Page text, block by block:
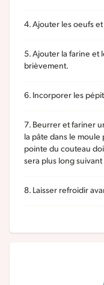
Ajouter les oeufs
Ajouter la farine et
brièvement.
Incorporer les
Beurrer et fariner
la pâte dans le moule
pointe du couteau
sera plus long
Laisser refroidir